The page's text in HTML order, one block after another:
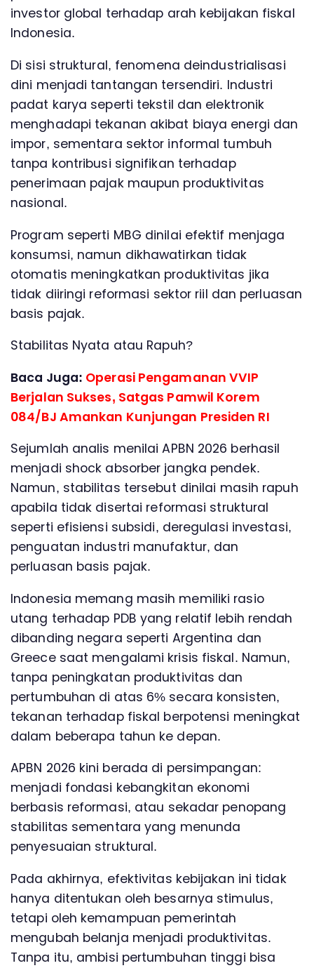
investor global terhadap arah kebijakan fiskal
Indonesia.
Di sisi struktural, fenomena deindustrialisasi
dini menjadi tantangan tersendiri. Industri
padat karya seperti tekstil dan elektronik
menghadapi tekanan akibat biaya energi dan
impor, sementara sektor informal tumbuh
tanpa kontribusi signifikan terhadap
penerimaan pajak maupun produktivitas
nasional.
Program seperti MBG dinilai efektif menjaga
konsumsi, namun dikhawatirkan tidak
otomatis meningkatkan produktivitas jika
tidak diiringi reformasi sektor riil dan perluasan
basis pajak.
Stabilitas Nyata atau Rapuh?
Baca Juga: Operasi Pengamanan VVIP
Berjalan Sukses, Satgas Pamwil Korem
084/BJ Amankan Kunjungan Presiden RI
Sejumlah analis menilai APBN 2026 berhasil
menjadi shock absorber jangka pendek.
Namun, stabilitas tersebut dinilai masih rapuh
apabila tidak disertai reformasi struktural
seperti efisiensi subsidi, deregulasi investasi,
penguatan industri manufaktur, dan
perluasan basis pajak.
Indonesia memang masih memiliki rasio
utang terhadap PDB yang relatif lebih rendah
dibanding negara seperti Argentina dan
Greece saat mengalami krisis fiskal. Namun,
tanpa peningkatan produktivitas dan
pertumbuhan di atas 6% secara konsisten,
tekanan terhadap fiskal berpotensi meningkat
dalam beberapa tahun ke depan.
APBN 2026 kini berada di persimpangan:
menjadi fondasi kebangkitan ekonomi
berbasis reformasi, atau sekadar penopang
stabilitas sementara yang menunda
penyesuaian struktural.
Pada akhirnya, efektivitas kebijakan ini tidak
hanya ditentukan oleh besarnya stimulus,
tetapi oleh kemampuan pemerintah
mengubah belanja menjadi produktivitas.
Tanpa itu, ambisi pertumbuhan tinggi bisa